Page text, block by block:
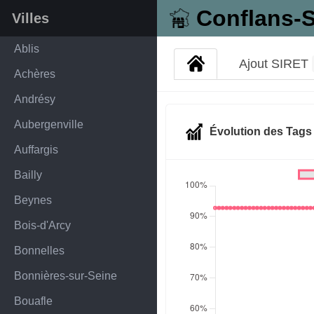
Conflans-
Villes
Ablis
Achères
Andrésy
Aubergenville
Auffargis
Bailly
Beynes
Bois-d'Arcy
Bonnelles
Bonnières-sur-Seine
Bouafle
Ajout SIRET
Évolution des